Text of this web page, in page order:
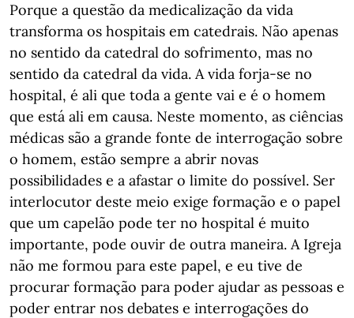
Porque a questão da medicalização da vida
transforma os hospitais em catedrais. Não apenas
no sentido da catedral do sofrimento, mas no
sentido da catedral da vida. A vida forja-se no
hospital, é ali que toda a gente vai e é o homem
que está ali em causa. Neste momento, as ciências
médicas são a grande fonte de interrogação sobre
o homem, estão sempre a abrir novas
possibilidades e a afastar o limite do possível. Ser
interlocutor deste meio exige formação e o papel
que um capelão pode ter no hospital é muito
importante, pode ouvir de outra maneira. A Igreja
não me formou para este papel, e eu tive de
procurar formação para poder ajudar as pessoas e
poder entrar nos debates e interrogações do